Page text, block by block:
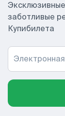
заботливые
Купибилета